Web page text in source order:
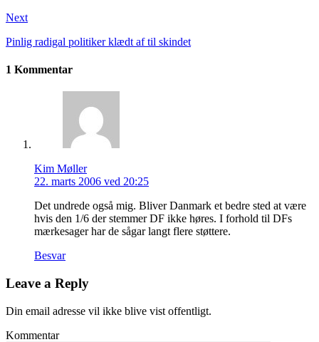
Next
Pinlig radigal politiker klædt af til skindet
1 Kommentar
Kim Møller
22. marts 2006 ved 20:25
Det undrede også mig. Bliver Danmark et bedre sted at være
hvis den 1/6 der stemmer DF ikke høres. I forhold til DFs
mærkesager har de sågar langt flere støttere.
Besvar
Leave a Reply
Din email adresse vil ikke blive vist offentligt.
Kommentar